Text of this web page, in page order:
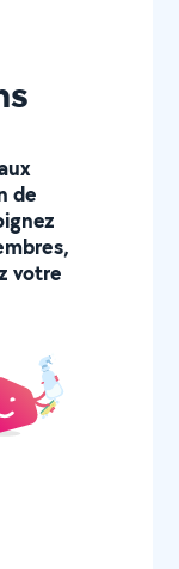
de
votre